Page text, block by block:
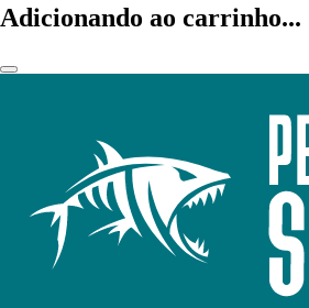
Adicionando ao carrinho...